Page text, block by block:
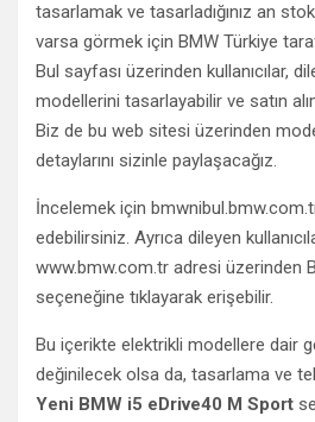
tasarlamak ve tasarladığınız an
varsa görmek için BMW Türkiye
Bul sayfası üzerinden kullanıcılar,
modellerini tasarlayabilir ve satın
Biz de bu web sitesi üzerinden
detaylarını sizinle paylaşacağız.
İncelemek için
edebilirsiniz. Ayrıca dileyen
www.bmw.com.tr adresi üzerinden
seçeneğine tıklayarak erişebilir.
Bu içerikte elektrikli modellere dair
değinilecek olsa da, tasarlama ve
Yeni BMW i5 eDrive40 M Sport